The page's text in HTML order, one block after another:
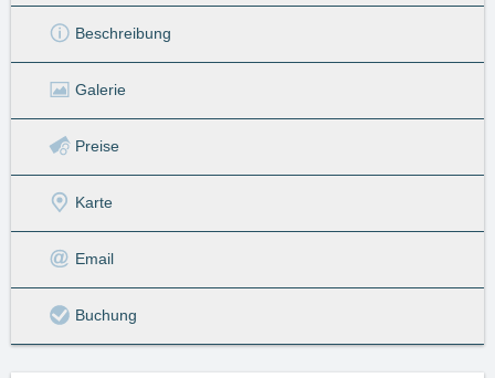
Beschreibung
Galerie
Preise
Karte
Email
Buchung